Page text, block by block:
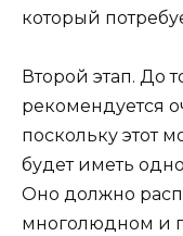
который
Второй этап. До
рекомендуется
поскольку этот
будет иметь
Оно должно
многолюдном и